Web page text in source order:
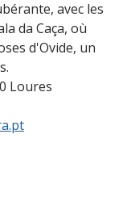
avec les
da Caça, où
d'Ovide, un
Loures